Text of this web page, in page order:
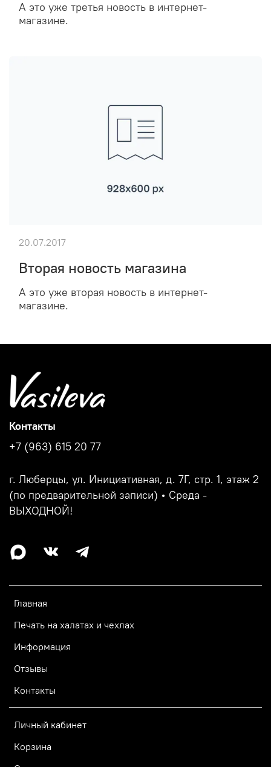
А это уже третья новость в интернет-
магазине.
Вторая новость магазина
А это уже вторая новость в интернет-
магазине.
20.07.2017
Главная
Печать на халатах и чехлах
Информация
Отзывы
Контакты
Личный кабинет
Корзина
Контакты
+7 (963) 615 20 77
г. Люберцы, ул. Инициативная, д. 7Г, стр. 1, этаж 2
(по предварительной записи) • Среда -
ВЫХОДНОЙ!